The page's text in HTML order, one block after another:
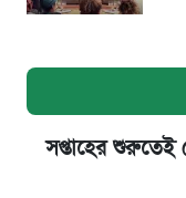
সপ্তাহের শুরুতেই